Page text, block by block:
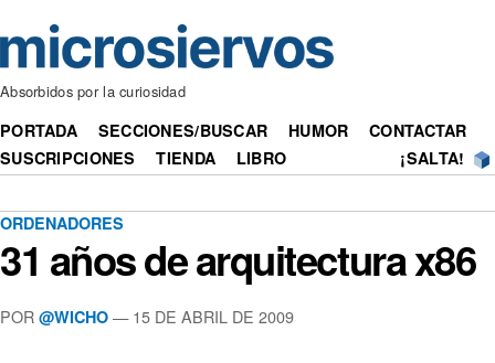
Absorbidos por la curiosidad
PORTADA SECCIONES/BUSCAR HUMOR
CONTACTAR
SUSCRIPCIONES
TIENDA LIBRO ¡SALTA!
ORDENADORES
31 años de arquitectura x86
POR @WICHO — 15 DE ABRIL DE 2009